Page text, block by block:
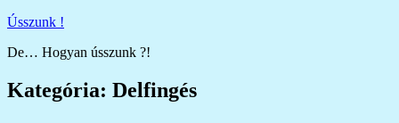
Skip
content
Ússzunk !
De… Hogyan ússzunk ?!
Kategória: Delfingés